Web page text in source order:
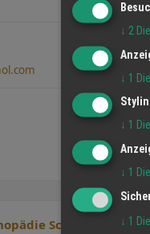
Schuhtechnik
↓ 2
↓ 1
↓ 1
↓ 1
↓ 1